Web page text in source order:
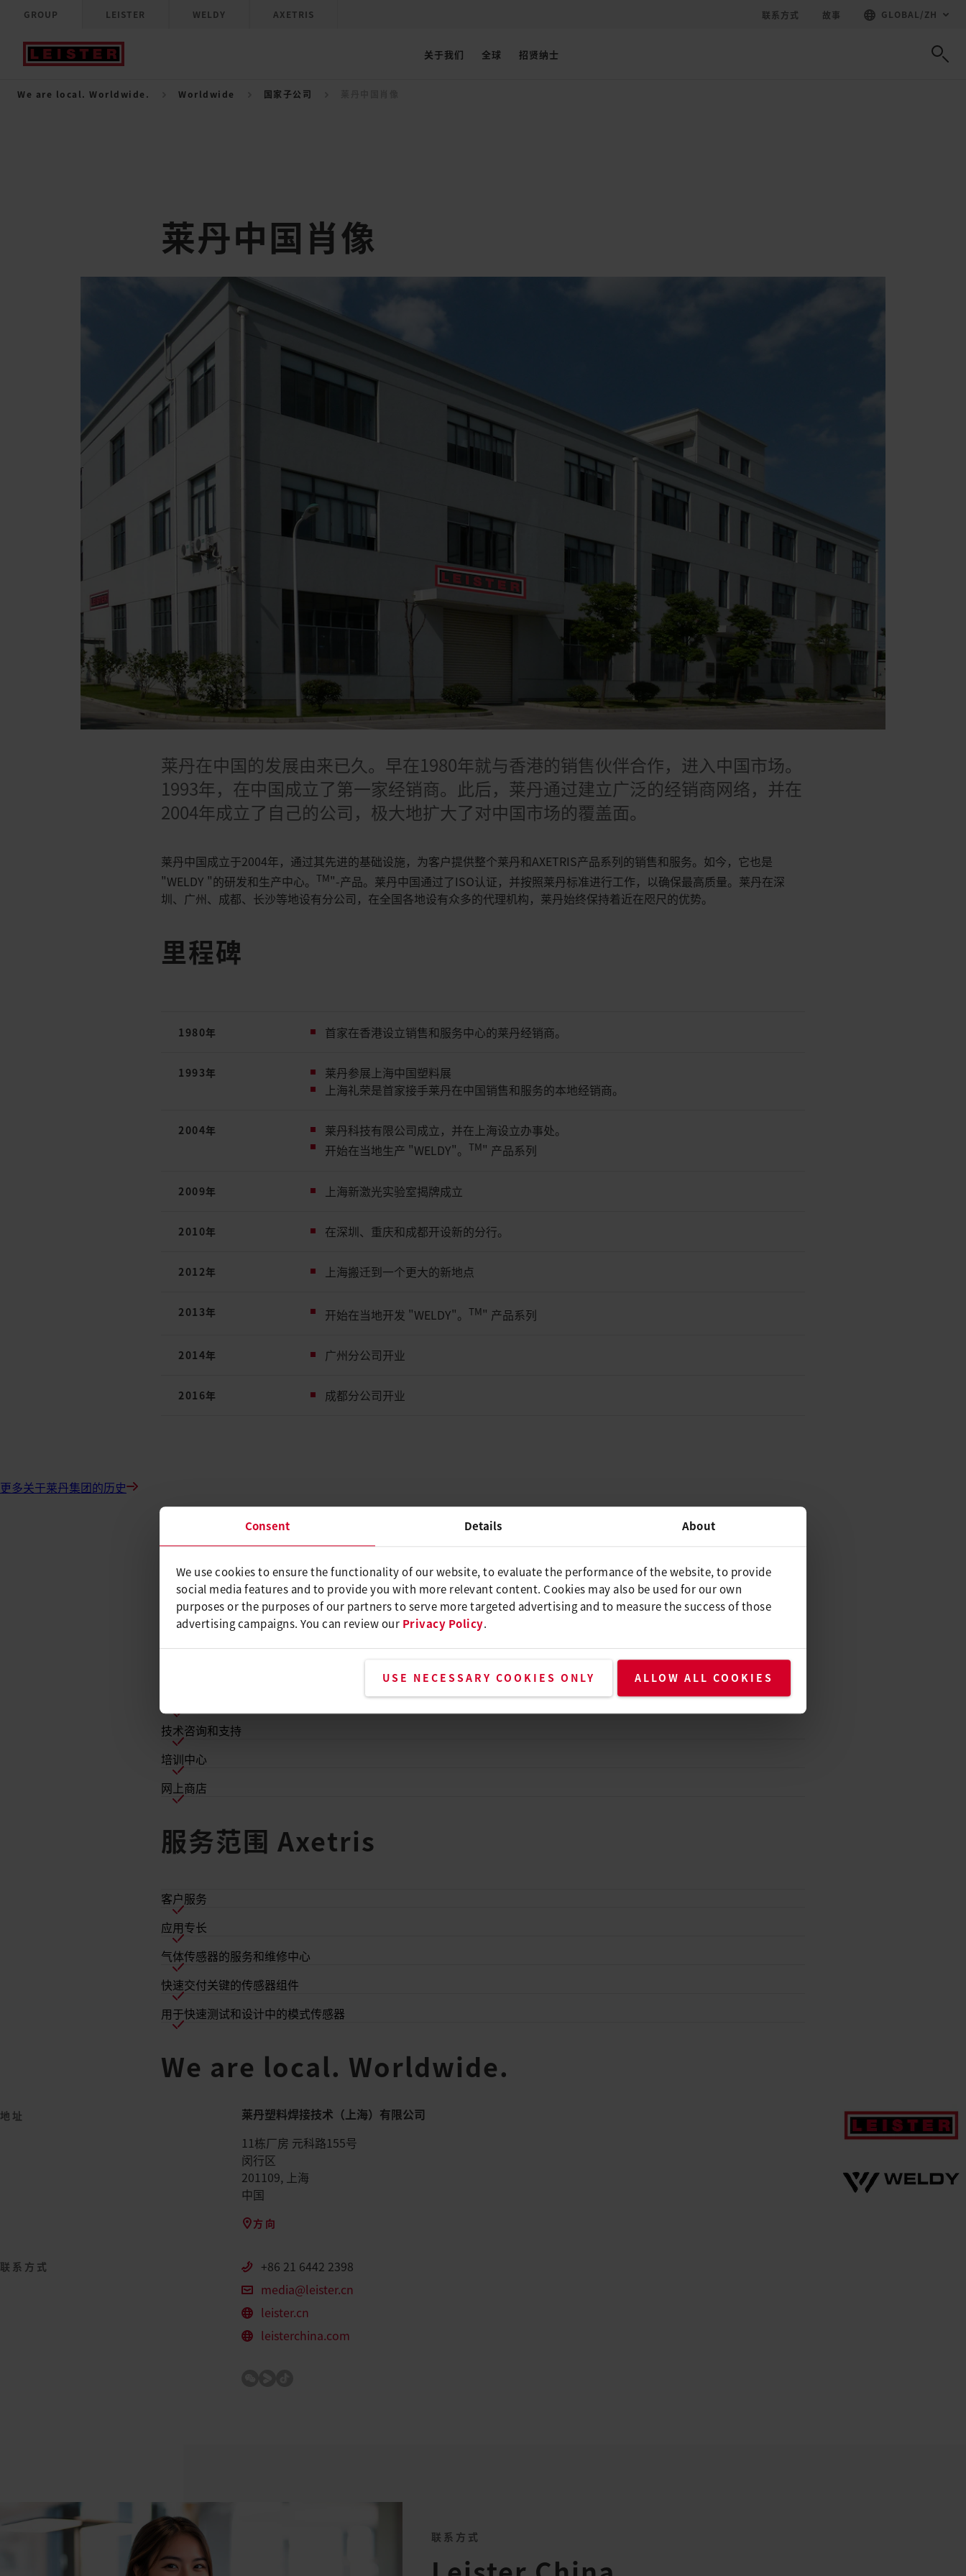
Consent Details About
We use cookies to ensure the functionality of our website, to evaluate the performance of the website, to provide
social media features and to provide you with more relevant content. Cookies may also be used for our own
purposes or the purposes of our partners to serve more targeted advertising and to measure the success of those
advertising campaigns. You can review our Privacy Policy.
USE NECESSARY COOKIES ONLY ALLOW ALL COOKIES
GROUP LEISTER WELDY AXETRIS 联系方式 故事 GLOBAL /ZH
关于我们 全球 招贤纳士
We are local. Worldwide. Worldwide 国家子公司
莱丹中国肖像
莱丹在中国的发展由来已久。早在1980年就与香港的销售伙伴合作，进入中国市场。
1993年，在中国成立了第一家经销商。此后，莱丹通过建立广泛的经销商网络，并在
2004年成立了自己的公司，极大地扩大了对中国市场的覆盖面。
莱丹中国成立于2004年，通过其先进的基础设施，为客户提供整个莱丹和AXETRIS产品系列的销售和服务。如今，它也是
"WELDY "的研发和生产中心。TM"-产品。莱丹中国通过了ISO认证，并按照莱丹标准进行工作，以确保最高质量。莱丹在深
圳、广州、成都、长沙等地设有分公司，在全国各地设有众多的代理机构，莱丹始终保持着近在咫尺的优势。
里程碑
1980年 首家在香港设立销售和服务中心的莱丹经销商。
1993年
莱丹参展上海中国塑料展
上海礼荣是首家接手莱丹在中国销售和服务的本地经销商。
2004年
莱丹科技有限公司成立，并在上海设立办事处。
开始在当地生产 "WELDY"。 TM" 产品系列
2009年 上海新激光实验室揭牌成立
2010年 在深圳、重庆和成都开设新的分行。
2012年 上海搬迁到一个更大的新地点
2013年 开始在当地开发 "WELDY"。TM" 产品系列
2014年 广州分公司开业
2016年 成都分公司开业
更多关于莱丹集团的历史
服务范围 莱丹
产品设计和制造
产品演示和测试中心
维修和服务中心
技术咨询和支持
培训中心
网上商店
服务范围 Axetris
客户服务
应用专长
气体传感器的服务和维修中心
快速交付关键的传感器组件
用于快速测试和设计中的模式传感器
We are local. Worldwide.
地址
莱丹塑料焊接技术（上海）有限公司
11栋厂房 元科路155号
闵行区
201109, 上海
中国
方向
联系方式
+86 21 6442 2398
media@leister.cn
leister.cn
leisterchina.com
联系方式